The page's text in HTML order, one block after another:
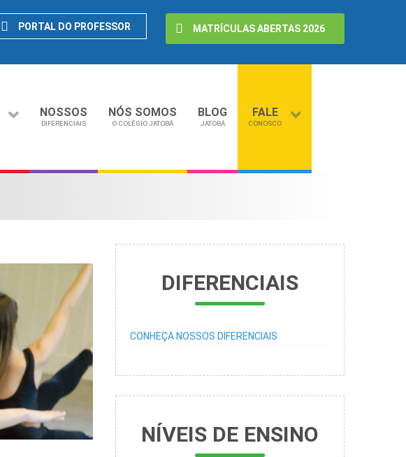
PORTAL DO PROFESSOR MATRÍCULAS ABERTAS 2026
NOSSOS
DIFERENCIAIS
NÓS SOMOS
O COLÉGIO JATOBÁ
BLOG
JATOBÁ
FALE
CONOSCO
DIFERENCIAIS
CONHEÇA NOSSOS DIFERENCIAIS
NÍVEIS DE ENSINO